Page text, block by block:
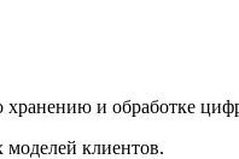
и обработке
моделей клиентов.